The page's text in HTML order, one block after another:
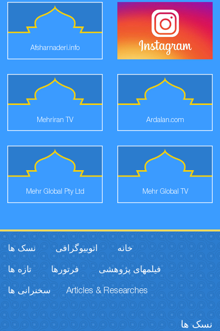
Afsharnaderi.info
Ardalan.com
Mehriran TV
Mehr Global TV
Mehr Global Pty Ltd
خانه اتوبیوگرافی نسک ها
فیلمهای پژوهشی فرتورها تازه ها
Articles & Researches سخنرانی ها
نسک ها